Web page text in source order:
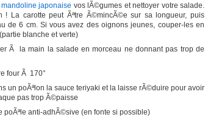
mandoline japonaise vos lÃ©gumes et nettoyer votre salade.
! La carotte peut Ãªtre Ã©mincÃ©e sur sa longueur, puis
de 6 cm. Si vous avez des oignons jeunes, couper-les en
blanche et verte)
Ã la main la salade en morceau ne donnant pas trop de
four Ã 170°
un poÃªlon la sauce teriyaki et la laisse rÃ©duire pour avoir
pas trop Ã©paisse
poÃªle anti-adhÃ©sive (en fonte si possible)